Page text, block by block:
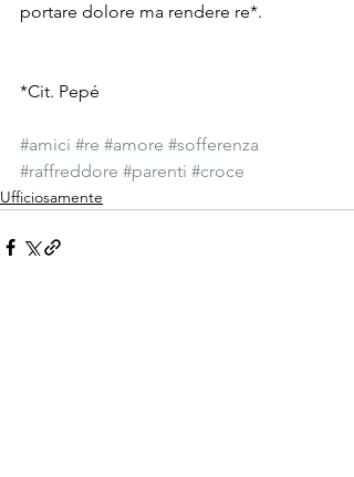
portare dolore ma rendere re*.
*Cit. Pepé
#amici #re #amore #sofferenza
#raffreddore #parenti #croce
Ufficiosamente